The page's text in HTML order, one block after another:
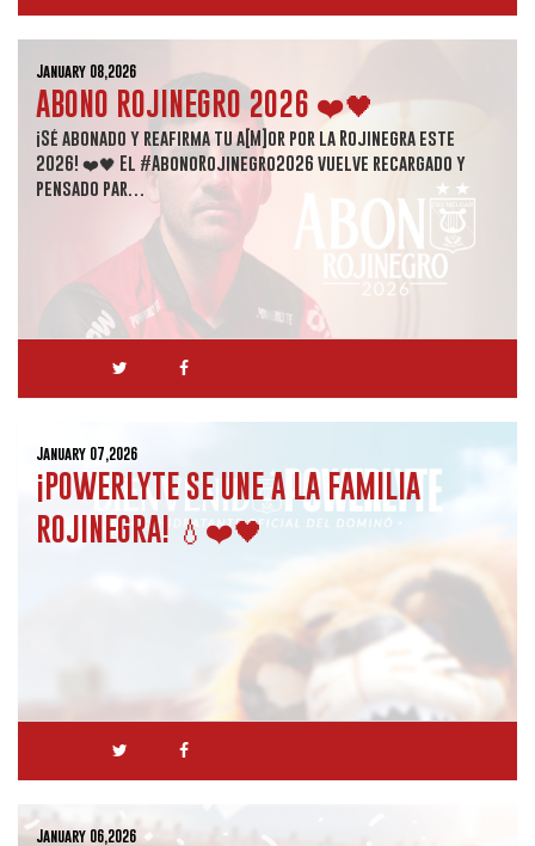
January 08,2026
ABONO ROJINEGRO 2026 ❤️🖤
¡Sé abonado y reafirma tu a[M]or por la Rojinegra este
2026! ❤️🖤 El #AbonoRojinegro2026 vuelve recargado y
pensado par…
January 07,2026
¡POWERLYTE SE UNE A LA FAMILIA
ROJINEGRA! 💧❤️🖤
January 06,2026